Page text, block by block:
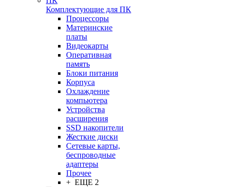
Комплектующие для ПК
Процессоры
Материнские
платы
Видеокарты
Оперативная
память
Блоки питания
Корпуса
Охлаждение
компьютера
Устройства
расширения
SSD накопители
Жесткие диски
Сетевые карты,
беспроводные
адаптеры
Прочее
+ ЕЩЕ 2